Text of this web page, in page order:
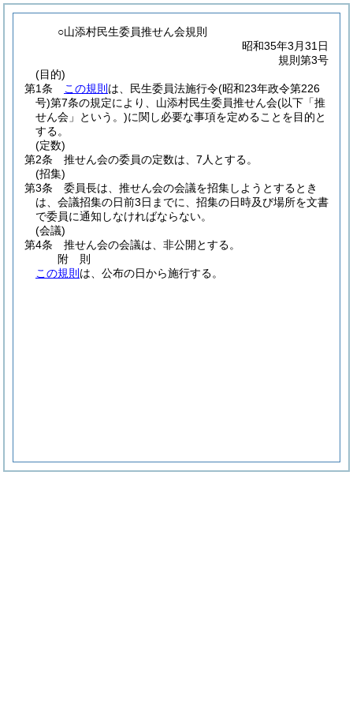
○山添村民生委員推せん会規則
昭和35年3月31日
規則第3号
(目的)
第1条
この規則 は、民生委員法施行令(昭和23年政令第226
号)第7条の規定により、山添村民生委員推せん会(以下「推
せん会」という。)に関し必要な事項を定めることを目的と
する。
(定数)
第2条
推せん会の委員の定数は、7人とする。
(招集)
第3条
委員長は、推せん会の会議を招集しようとするとき
は、会議招集の日前3日までに、招集の日時及び場所を文書
で委員に通知しなければならない。
(会議)
第4条
推せん会の会議は、非公開とする。
附 則
この規則 は、公布の日から施行する。